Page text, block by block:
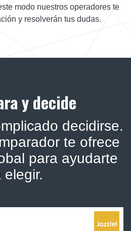
modo nuestros operadores te
y resolverán tus dudas.
y decide
decidirse.
te ofrece
para ayudarte
elegir.